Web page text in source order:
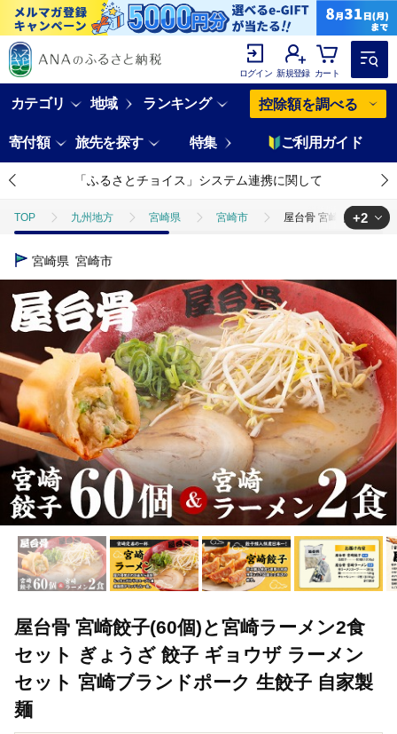
ログイン 新規登録 カート
カテゴリ 地域 ランキング 控除額を調べる
寄付額 旅先を探す 特集 ご利用ガイド
「ふるさとチョイス」システム連携に関して
TOP 九州地方 宮崎県 宮崎市 屋台骨 宮崎餃子(60個)
TOP
ラーメン 屋台骨 宮崎餃子(60個)と宮崎ラーメン
+2
宮崎県 宮崎市
屋台骨 宮崎餃子(60個)と宮崎ラーメン2食
セット ぎょうざ 餃子 ギョウザ ラーメン
セット 宮崎ブランドポーク 生餃子 自家製
麺